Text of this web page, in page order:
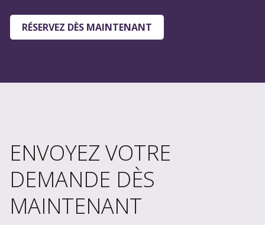
RÉSERVEZ DÈS MAINTENANT
ENVOYEZ VOTRE
DEMANDE DÈS
MAINTENANT